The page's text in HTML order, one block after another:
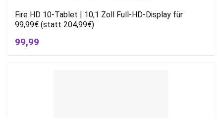
Fire HD 10-Tablet | 10,1 Zoll Full-HD-Display für
99,99€ (statt 204,99€)
99,99